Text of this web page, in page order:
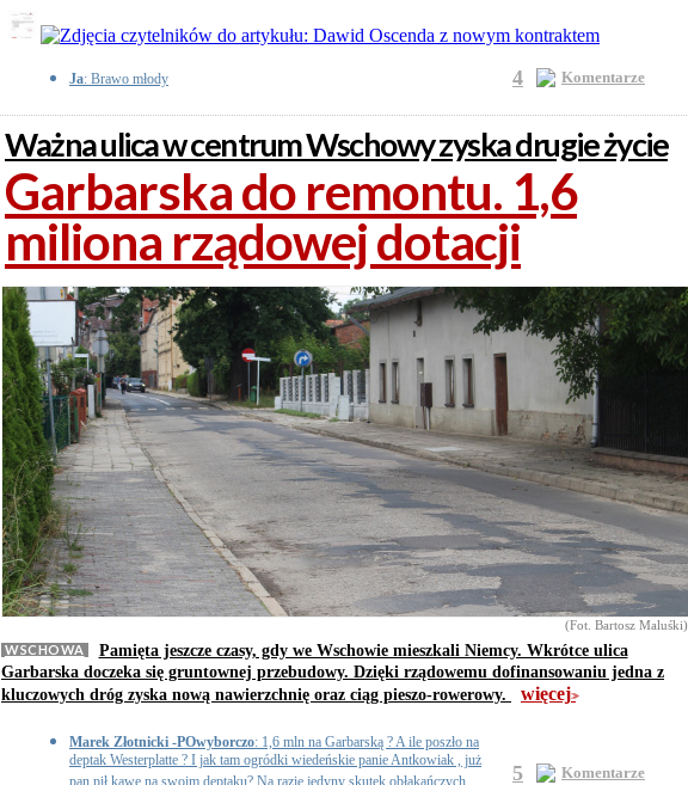
Ja: Brawo młody 4 Komentarze
Ważna ulica w centrum Wschowy zyska drugie życie
Garbarska do remontu. 1,6
miliona rządowej dotacji
(Fot. Bartosz Maluśki)
WSCHOWA
Pamięta jeszcze czasy, gdy we Wschowie mieszkali Niemcy. Wkrótce ulica
Garbarska doczeka się gruntownej przebudowy. Dzięki rządowemu dofinansowaniu jedna z
kluczowych dróg zyska nową nawierzchnię oraz ciąg pieszo-rowerowy.
więcej>>
Marek Złotnicki -POwyborczo: 1,6 mln na Garbarską ? A ile poszło na
deptak Westerplatte ? I jak tam ogródki wiedeńskie panie Antkowiak , już
5 Komentarze